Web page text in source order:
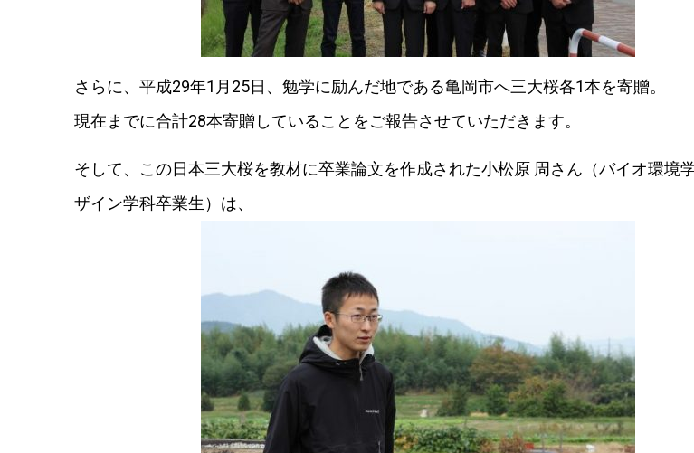
さらに、平成29年1月25日、勉学に励んだ地である亀岡市へ三大桜各1本を寄贈。
現在までに合計28本寄贈していることをご報告させていただきます。
そして、この日本三大桜を教材に卒業論文を作成された小松原 周さん（バイオ環境
ザイン学科卒業生）は、